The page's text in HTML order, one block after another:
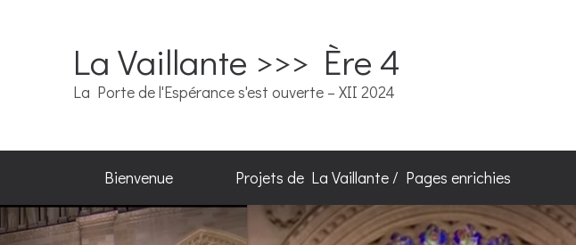
La Vaillante >>> Ère 4
La Porte de l'Espérance s'est ouverte – XII 2024
Bienvenue Projets de La Vaillante / Pages enrichies